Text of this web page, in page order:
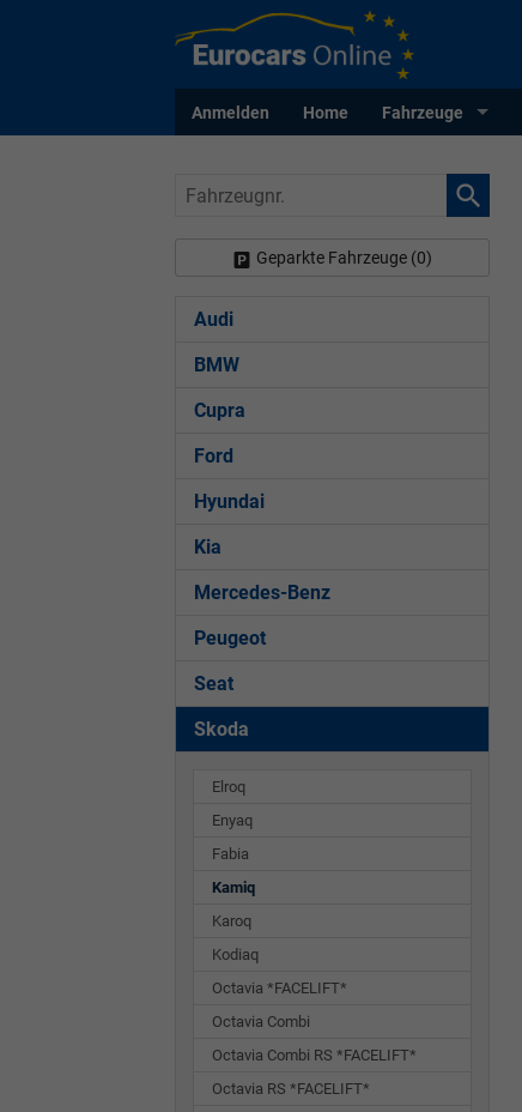
Anmelden Home Fahrzeuge
Fahrzeugnr.
Geparkte Fahrzeuge (0)
Audi
BMW
Cupra
Ford
Hyundai
Kia
Mercedes-Benz
Peugeot
Seat
Skoda
Elroq
Enyaq
Fabia
Kamiq
Karoq
Kodiaq
Octavia *FACELIFT*
Octavia Combi
Octavia Combi RS *FACELIFT*
Octavia RS *FACELIFT*